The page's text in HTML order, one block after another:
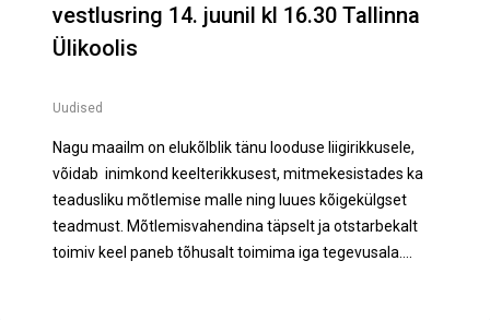
vestlusring 14. juunil kl 16.30 Tallinna
Ülikoolis
Uudised
Nagu maailm on elukõlblik tänu looduse liigirikkusele,
võidab inimkond keelterikkusest, mitmekesistades ka
teadusliku mõtlemise malle ning luues kõigekülgset
teadmust. Mõtlemisvahendina täpselt ja otstarbekalt
toimiv keel paneb tõhusalt toimima iga tegevusala….